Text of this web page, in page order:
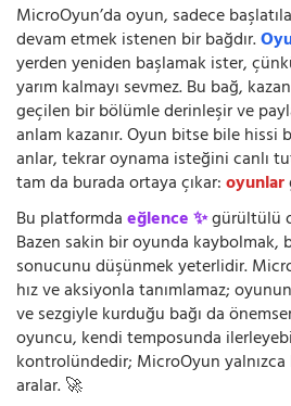
MicroOyun’da oyun, sadece
devam etmek istenen bir bağdır.
yerden yeniden başlamak ister,
yarım kalmayı sevmez. Bu bağ,
geçilen bir bölümle derinleşir ve
anlam kazanır. Oyun bitse bile hissi
anlar, tekrar oynama isteğini canlı
tam da burada ortaya çıkar:oyunlar
Bu platformdaeğlence ✨gürültülü
Bazen sakin bir oyunda kaybolmak,
sonucunu düşünmek yeterlidir.
hız ve aksiyonla tanımlamaz;
ve sezgiyle kurduğu bağı da
oyuncu, kendi temposunda
kontrolündedir; MicroOyun yalnızca
aralar. 🚀